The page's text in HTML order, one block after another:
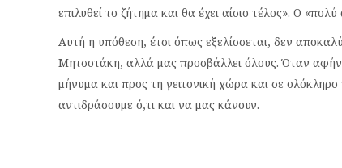
επιλυθεί το ζήτημα και θα έχει αίσιο τέλος». Ο
Αυτή η υπόθεση, έτσι όπως εξελίσσεται, δεν
Μητσοτάκη, αλλά μας προσβάλλει όλους. Όταν
μήνυμα και προς τη γειτονική χώρα και σε ολόκληρο
αντιδράσουμε ό,τι και να μας κάνουν.